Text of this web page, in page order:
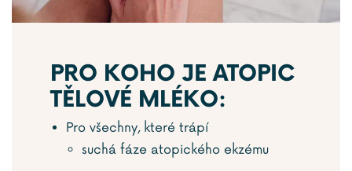
PRO KOHO JE ATOPIC
TĚLOVÉ MLÉKO:
Pro všechny, které trápí
suchá fáze atopického ekzému